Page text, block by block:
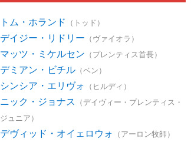
トム・ホランド （トッド）
デイジー・リドリー （ヴァイオラ）
マッツ・ミケルセン （プレンティス首長）
デミアン・ビチル （ベン）
シンシア・エリヴォ （ヒルディ）
ニック・ジョナス （デイヴィー・プレンティス・
ジュニア）
デヴィッド・オイェロウォ （アーロン牧師）